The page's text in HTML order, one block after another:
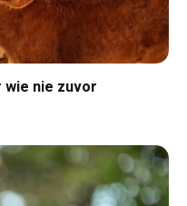
nie zuvor